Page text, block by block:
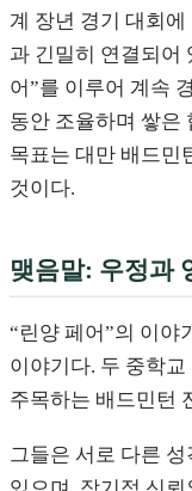
계 장년 경기 대회
과 긴밀히 연결되어
어”를 이루어 계속
동안 조율하며 쌓은
목표는 대만 배드민
것이다.
맺음말: 우정과
“린양 페어”의 이야
이야기다. 두 중학
주목하는 배드민턴
그들은 서로 다른